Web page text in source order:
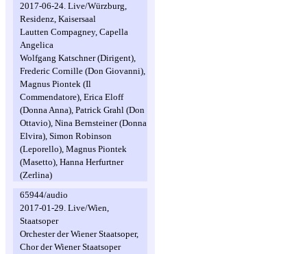
2017-06-24. Live/Würzburg,
Residenz, Kaisersaal
Lautten Compagney, Capella
Angelica
Wolfgang Katschner (Dirigent),
Frederic Cornille (Don Giovanni),
Magnus Piontek (Il
Commendatore), Erica Eloff
(Donna Anna), Patrick Grahl (Don
Ottavio), Nina Bernsteiner (Donna
Elvira), Simon Robinson
(Leporello), Magnus Piontek
(Masetto), Hanna Herfurtner
(Zerlina)
65944/audio
2017-01-29. Live/Wien,
Staatsoper
Orchester der Wiener Staatsoper,
Chor der Wiener Staatsoper